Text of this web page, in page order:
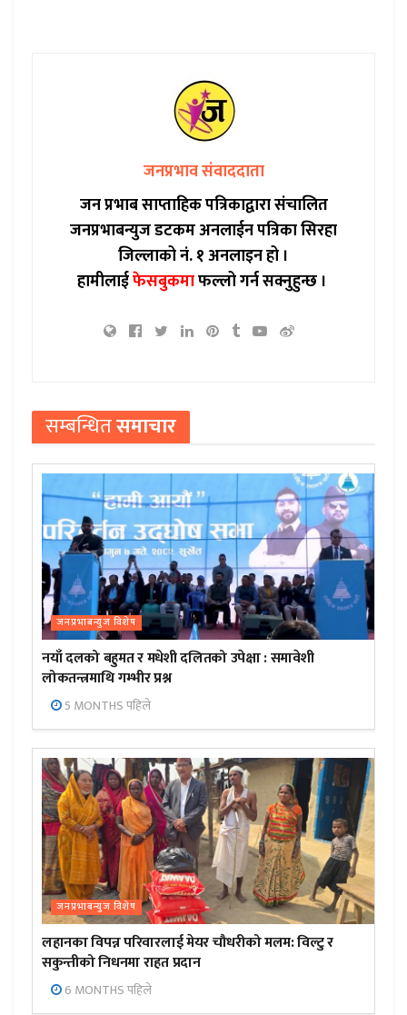
जनप्रभाव संवाददाता
जन प्रभाब साप्ताहिक पत्रिकाद्वारा संचालित
जनप्रभाबन्युज डटकम अनलाईन पत्रिका सिरहा
जिल्लाको नं. १ अनलाइन हो ।
हामीलाईफेसबुकमाफल्लो गर्न सक्नुहुन्छ ।
सम्बन्धितसमाचार
जनप्रभाबन्युज विशेष
नयाँ दलको बहुमत र मधेशी दलितको उपेक्षा : समावेशी
लोकतन्त्रमाथि गम्भीर प्रश्न
5 MONTHS पहिले
जनप्रभाबन्युज विशेष
लहानका विपन्न परिवारलाई मेयर चौधरीको मलम: विल्टु र
सकुन्तीको निधनमा राहत प्रदान
6 MONTHS पहिले